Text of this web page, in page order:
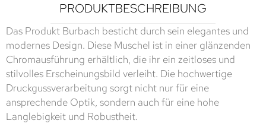
PRODUKTBESCHREIBUNG
Das Produkt Burbach besticht durch sein elegantes und
modernes Design. Diese Muschel ist in einer glänzenden
Chromausführung erhältlich, die ihr ein zeitloses und
stilvolles Erscheinungsbild verleiht. Die hochwertige
Druckgussverarbeitung sorgt nicht nur für eine
ansprechende Optik, sondern auch für eine hohe
Langlebigkeit und Robustheit.